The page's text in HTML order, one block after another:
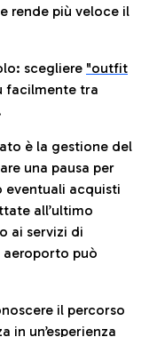
rende più veloce il
scegliere "outfit
facilmente tra
è la gestione del
una pausa per
eventuali acquisti
all’ultimo
ai servizi di
aeroporto può
il percorso
in un’esperienza